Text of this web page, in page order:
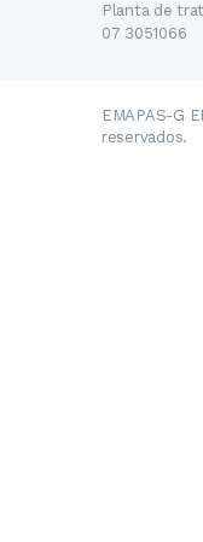
Planta de
07 3051066
EMAPAS-G
reservados.